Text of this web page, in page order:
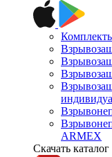
ARMEX
Скачать каталог